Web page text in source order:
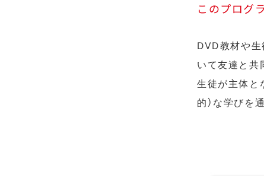
このプログ
DVD教材や
いて友達と共
生徒が主体と
的）な学びを